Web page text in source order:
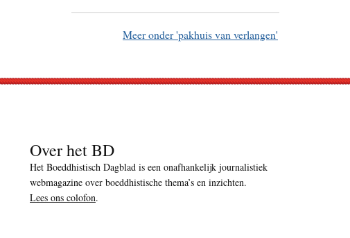
Meer onder 'pakhuis van verlangen'
Over het BD
Het Boeddhistisch Dagblad is een onafhankelijk journalistiek
webmagazine over boeddhistische thema’s en inzichten.
Lees ons colofon.